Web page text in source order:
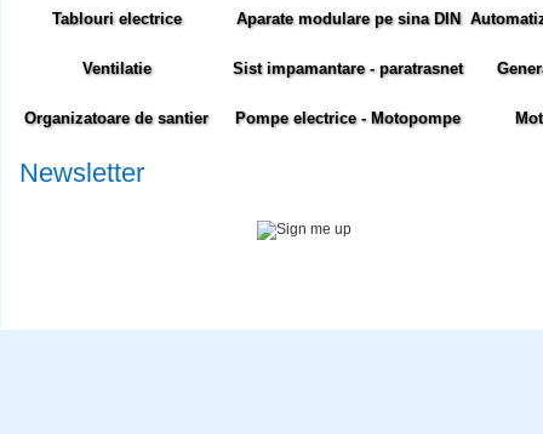
Tablouri electrice Aparate modulare pe sina DIN
Ventilatie Sist impamantare - paratrasnet
Organizatoare de santier Pompe electrice - Motopompe
Newsletter